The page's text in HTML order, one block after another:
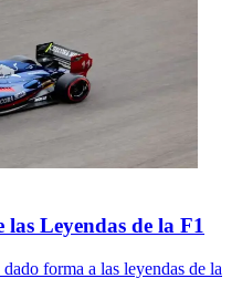
Leyendas de la F1
forma a las leyendas de la